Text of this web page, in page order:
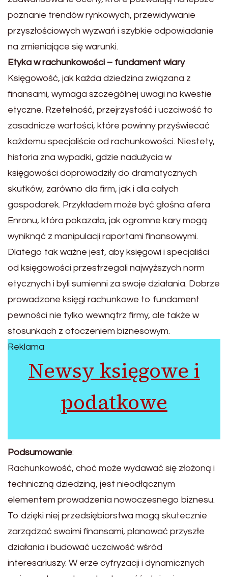
poznanie trendów rynkowych, przewidywanie
przyszłościowych wyzwań i szybkie odpowiadanie
na zmieniające się warunki.
Etyka w rachunkowości – fundament wiary
Księgowość, jak każda dziedzina związana z
finansami, wymaga szczególnej uwagi na kwestie
etyczne. Rzetelność, przejrzystość i uczciwość to
zasadnicze wartości, które powinny przyświecać
każdemu specjaliście od rachunkowości. Niestety,
historia zna wypadki, gdzie nadużycia w
księgowości doprowadziły do dramatycznych
skutków, zarówno dla firm, jak i dla całych
gospodarek. Przykładem może być głośna afera
Enronu, która pokazała, jak ogromne kary mogą
wyniknąć z manipulacji raportami finansowymi.
Dlatego tak ważne jest, aby księgowi i specjaliści
od księgowości przestrzegali najwyższych norm
etycznych i byli sumienni za swoje działania. Dobrze
prowadzone księgi rachunkowe to fundament
pewności nie tylko wewnątrz firmy, ale także w
stosunkach z otoczeniem biznesowym.
Reklama
Newsy księgowe i
podatkowe
Podsumowanie:
Rachunkowość, choć może wydawać się złożoną i
techniczną dziedziną, jest nieodłącznym
elementem prowadzenia nowoczesnego biznesu.
To dzięki niej przedsiębiorstwa mogą skutecznie
zarządzać swoimi finansami, planować przyszłe
działania i budować uczciwość wśród
interesariuszy. W erze cyfryzacji i dynamicznych